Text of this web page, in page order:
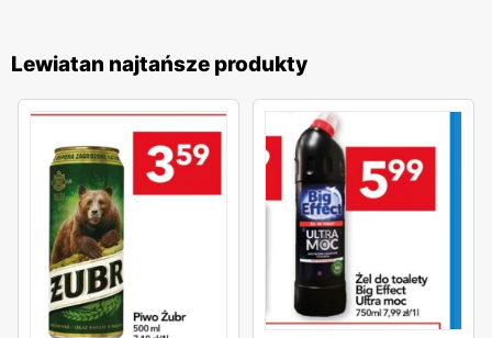
Lewiatan najtańsze produkty